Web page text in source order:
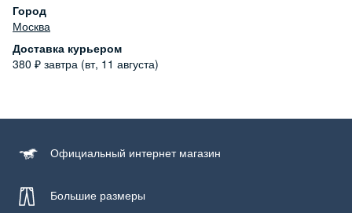
Бережная стирка при температуре не более 30С, химчистка
запрещена, отбеливание запрещено, машинная сушка
запрещена
Город
Москва
Доставка курьером
380 ₽ завтра (вт, 11 августа)
Официальный интернет магазин
Большие размеры